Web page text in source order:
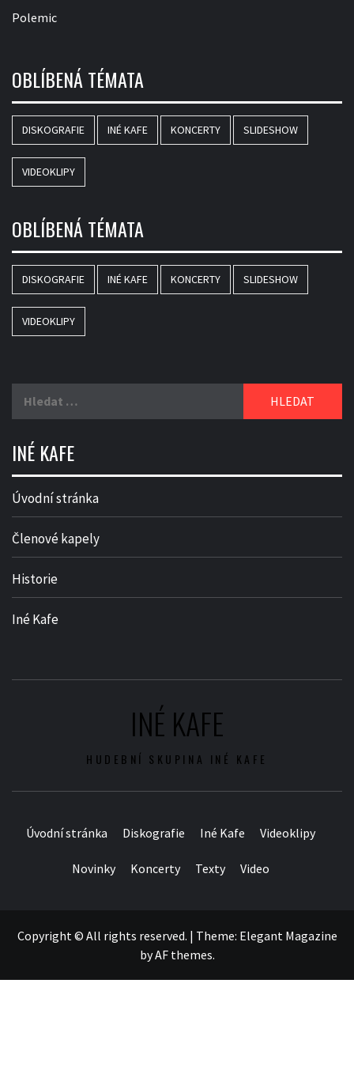
Polemic
OBLÍBENÁ TÉMATA
DISKOGRAFIE INÉ KAFE KONCERTY SLIDESHOW
VIDEOKLIPY
OBLÍBENÁ TÉMATA
DISKOGRAFIE INÉ KAFE KONCERTY SLIDESHOW
VIDEOKLIPY
INÉ KAFE
Úvodní stránka
Členové kapely
Historie
Iné Kafe
INÉ KAFE
HUDEBNÍ SKUPINA INÉ KAFE
Úvodní stránka Diskografie Iné Kafe Videoklipy
Novinky Koncerty Texty Video
Copyright © All rights reserved. | Theme: Elegant Magazine
byAF themes.